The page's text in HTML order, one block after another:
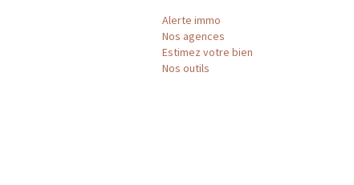
Alerte immo
Nos agences
Estimez votre bien
Nos outils